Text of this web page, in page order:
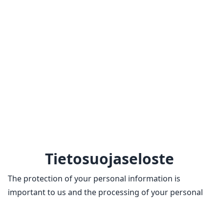
Tietosuojaseloste
The protection of your personal information is
important to us and the processing of your personal